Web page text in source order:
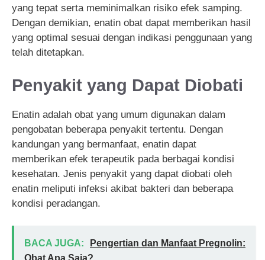
yang tepat serta meminimalkan risiko efek samping.
Dengan demikian, enatin obat dapat memberikan hasil
yang optimal sesuai dengan indikasi penggunaan yang
telah ditetapkan.
Penyakit yang Dapat Diobati
Enatin adalah obat yang umum digunakan dalam
pengobatan beberapa penyakit tertentu. Dengan
kandungan yang bermanfaat, enatin dapat
memberikan efek terapeutik pada berbagai kondisi
kesehatan. Jenis penyakit yang dapat diobati oleh
enatin meliputi infeksi akibat bakteri dan beberapa
kondisi peradangan.
BACA JUGA:
Pengertian dan Manfaat Pregnolin:
Obat Apa Saja?